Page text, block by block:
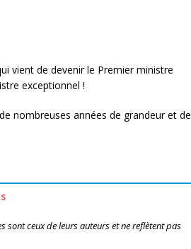
vient de devenir le Premier ministre
exceptionnel !
nombreuses années de grandeur et de
sont ceux de leurs auteurs et ne reflètent pas